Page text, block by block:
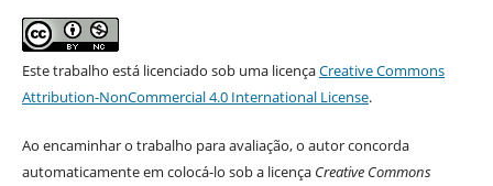
Este trabalho está licenciado sob uma licençaCreative Commons
Attribution-NonCommercial 4.0 International License.
Ao encaminhar o trabalho para avaliação, o autor concorda
automaticamente em colocá-lo sob a licença Creative Commons